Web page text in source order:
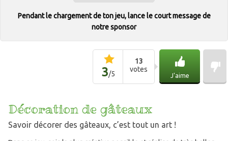
Pendant le chargement de ton jeu, lance le court message de
notre sponsor
3/5
13
votes
J'aime
Décoration de gâteaux
Savoir décorer des gâteaux, c’est tout un art !